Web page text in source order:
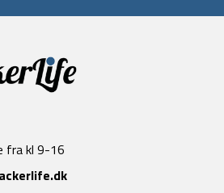
fra kl 9-16